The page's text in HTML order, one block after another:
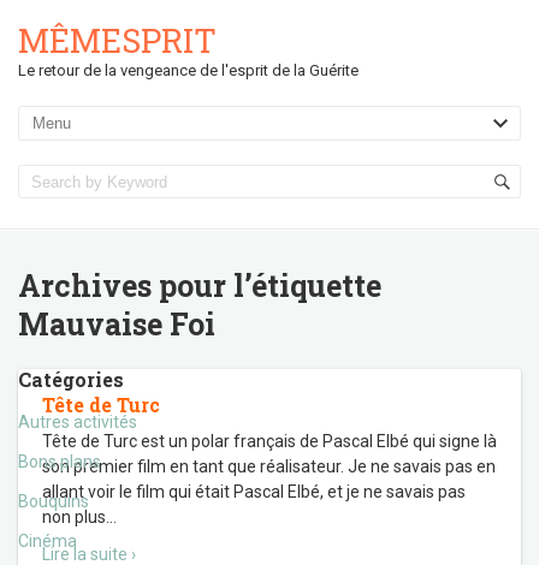
MÊMESPRIT
Le retour de la vengeance de l'esprit de la Guérite
Archives pour l’étiquette
Mauvaise Foi
Catégories
Autres activités
Bons plans
Bouquins
Cinéma
Tête de Turc
Tête de Turc est un polar français de Pascal Elbé qui signe là
son premier film en tant que réalisateur. Je ne savais pas en
allant voir le film qui était Pascal Elbé, et je ne savais pas
non plus
Lire la suite ›